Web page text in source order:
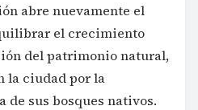
abre nuevamente el
el crecimiento
del patrimonio natural,
la ciudad por la
sus bosques nativos.